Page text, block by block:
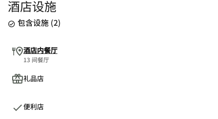
酒店设施
包含设施 (2)
酒店内餐厅
13 间餐厅
礼品店
便利店